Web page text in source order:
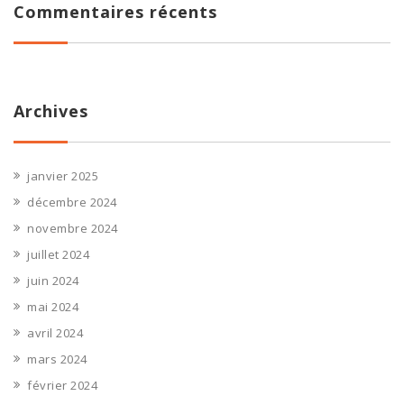
Commentaires récents
Archives
janvier 2025
décembre 2024
novembre 2024
juillet 2024
juin 2024
mai 2024
avril 2024
mars 2024
février 2024